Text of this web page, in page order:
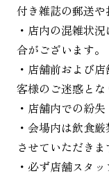
付き雑誌の郵送や
・店内の混雑状
合がございます。
・店舗前および
客様のご迷惑とな
・店舗内での紛
・会場内は飲食
させていただきま
・必ず店舗スタ